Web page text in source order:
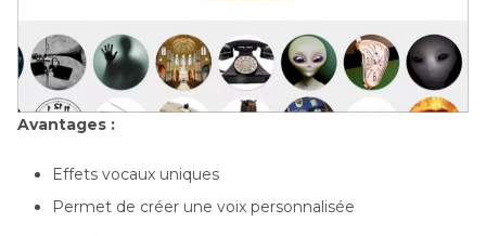
Avantages :
Effets vocaux uniques
Permet de créer une voix personnalisée